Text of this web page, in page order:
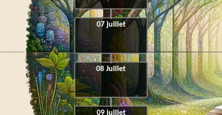
07 juillet
08 Juillet
09 juillet